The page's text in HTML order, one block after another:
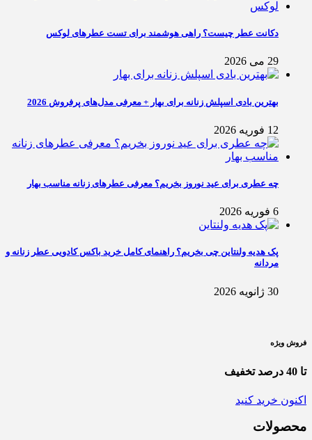
دکانت عطر چیست؟ راهی هوشمند برای تست عطرهای لوکس
29 می 2026
بهترین بادی اسپلش زنانه برای بهار + معرفی مدل‌های پرفروش 2026
12 فوریه 2026
چه عطری برای عید نوروز بخریم؟ معرفی عطرهای زنانه مناسب بهار
6 فوریه 2026
پک هدیه ولنتاین چی بخریم؟ راهنمای کامل خرید باکس کادویی عطر زنانه و
مردانه
30 ژانویه 2026
فروش ویژه
تا 40 درصد تخفیف
اکنون خرید کنید
محصولات